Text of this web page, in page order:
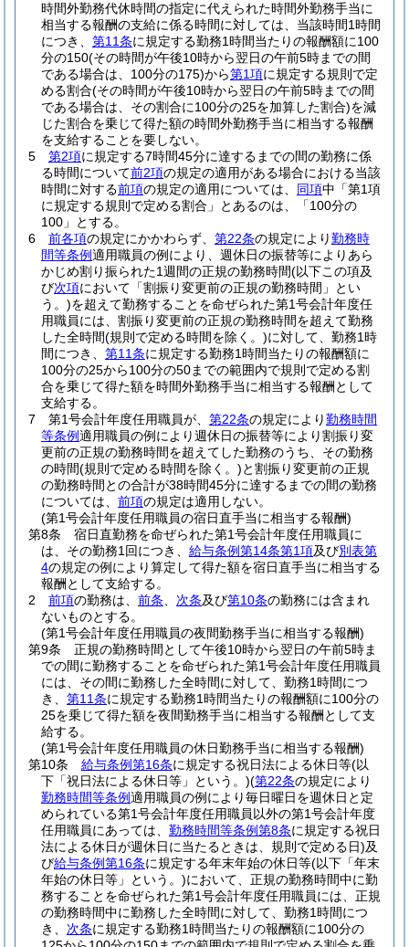
時間外勤務代休時間の指定に代えられた時間外勤務手当に
相当する報酬の支給に係る時間に対しては、当該時間1時間
につき、 第11条に規定する勤務1時間当たりの報酬額に100
分の150(その時間が午後10時から翌日の午前5時までの間
である場合は、100分の175)から第1項に規定する規則で定
める割合(その時間が午後10時から翌日の午前5時までの間
である場合は、その割合に100分の25を加算した割合)を減
じた割合を乗じて得た額の時間外勤務手当に相当する報酬
を支給することを要しない。
5
第2項に規定する7時間45分に達するまでの間の勤務に係
る時間について前2項の規定の適用がある場合における当該
時間に対する前項の規定の適用については、 同項中「第1項
に規定する規則で定める割合」とあるのは、「100分の
100」とする。
6
前各項の規定にかかわらず、 第22条の規定により勤務時
間等条例適用職員の例により、週休日の振替等によりあら
かじめ割り振られた1週間の正規の勤務時間(以下この項及
び次項において「割振り変更前の正規の勤務時間」とい
う。)を超えて勤務することを命ぜられた第1号会計年度任
用職員には、割振り変更前の正規の勤務時間を超えて勤務
した全時間(規則で定める時間を除く。)に対して、勤務1時
間につき、 第11条に規定する勤務1時間当たりの報酬額に
100分の25から100分の50までの範囲内で規則で定める割
合を乗じて得た額を時間外勤務手当に相当する報酬として
支給する。
7
第1号会計年度任用職員が、 第22条の規定により勤務時間
等条例適用職員の例により週休日の振替等により割振り変
更前の正規の勤務時間を超えてした勤務のうち、その勤務
の時間(規則で定める時間を除く。)と割振り変更前の正規
の勤務時間との合計が38時間45分に達するまでの間の勤務
については、 前項の規定は適用しない。
(第1号会計年度任用職員の宿日直手当に相当する報酬)
第8条
宿日直勤務を命ぜられた第1号会計年度任用職員に
は、その勤務1回につき、 給与条例第14条第1項及び別表第
4の規定の例により算定して得た額を宿日直手当に相当する
報酬として支給する。
2
前項の勤務は、 前条 次条及び第10条の勤務には含まれ
ないものとする。
(第1号会計年度任用職員の夜間勤務手当に相当する報酬)
第9条
正規の勤務時間として午後10時から翌日の午前5時ま
での間に勤務することを命ぜられた第1号会計年度任用職員
には、その間に勤務した全時間に対して、勤務1時間につ
き、 第11条に規定する勤務1時間当たりの報酬額に100分の
25を乗じて得た額を夜間勤務手当に相当する報酬として支
給する。
(第1号会計年度任用職員の休日勤務手当に相当する報酬)
第10条
給与条例第16条に規定する祝日法による休日等(以
下「祝日法による休日等」という。)(第22条の規定により
勤務時間等条例適用職員の例により毎日曜日を週休日と定
められている第1号会計年度任用職員以外の第1号会計年度
任用職員にあっては、 勤務時間等条例第8条に規定する祝日
法による休日が週休日に当たるときは、規則で定める日)及
び給与条例第16条に規定する年末年始の休日等(以下「年末
年始の休日等」という。)において、正規の勤務時間中に勤
務することを命ぜられた第1号会計年度任用職員には、正規
の勤務時間中に勤務した全時間に対して、勤務1時間につ
き、 次条に規定する勤務1時間当たりの報酬額に100分の